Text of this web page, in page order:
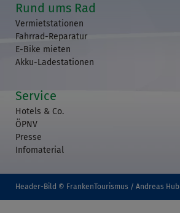
Rund ums Rad
Vermietstationen
Fahrrad-Reparatur
E-Bike mieten
Akku-Ladestationen
Service
Hotels & Co.
ÖPNV
Presse
Infomaterial
Header-Bild © FrankenTourismus / Andreas Hub